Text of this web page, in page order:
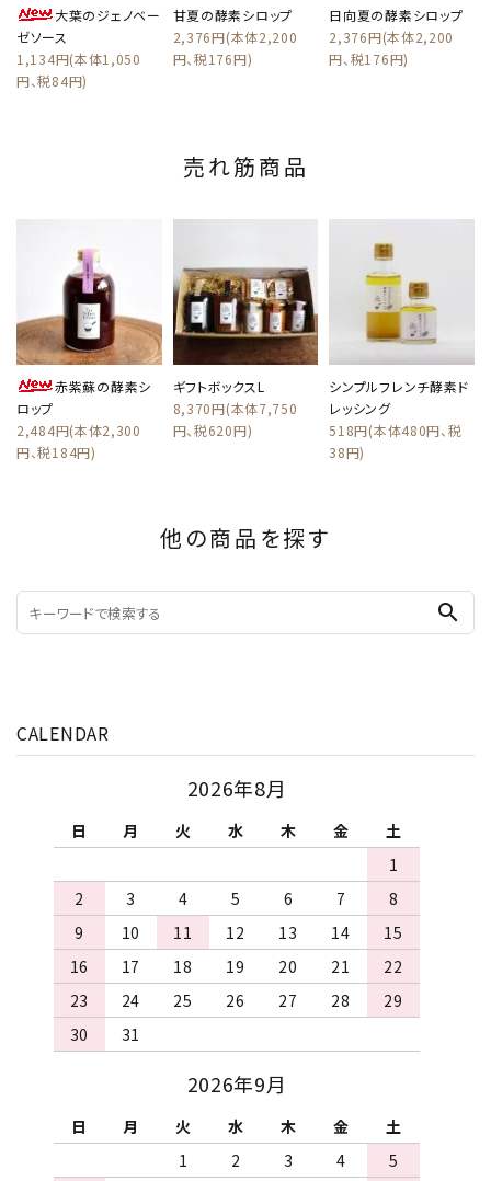
大葉のジェノベー
ゼソース
1,134円(本体1,050
円、税84円)
甘夏の酵素シロップ
2,376円(本体2,200
円、税176円)
日向夏の酵素シロップ
2,376円(本体2,200
円、税176円)
売れ筋商品
赤紫蘇の酵素シ
ロップ
2,484円(本体2,300
円、税184円)
ギフトボックスL
8,370円(本体7,750
円、税620円)
シンプルフレンチ酵素ド
レッシング
518円(本体480円、税
38円)
他の商品を探す
search
CALENDAR
2026年8月
日 月 火 水 木 金
土
1
2
3 4 5 6 7
8
9
10 11 12 13 14
15
16
17 18 19 20 21
22
23
24 25 26 27 28
29
30
31
2026年9月
日 月 火 水 木 金
土
1
2 3 4
5